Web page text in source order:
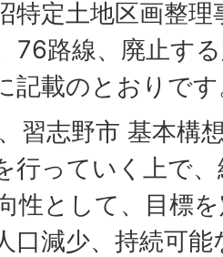
特定土地区画整
76路線、廃止す
記載のとおりで
習志野市 基本構
行っていく上で
性として、目標
口減少、持続可